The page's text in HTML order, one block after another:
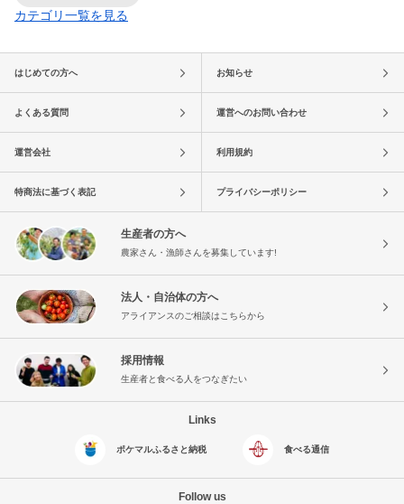
カテゴリ一覧を見る
はじめての方へ お知らせ
よくある質問 運営へのお問い合わせ
運営会社 利用規約
特商法に基づく表記 プライバシーポリシー
生産者の方へ
農家さん・漁師さんを募集しています!
法人・自治体の方へ
アライアンスのご相談はこちらから
採用情報
生産者と食べる人をつなぎたい
Links
ポケマルふるさと納税 食べる通信
Follow us